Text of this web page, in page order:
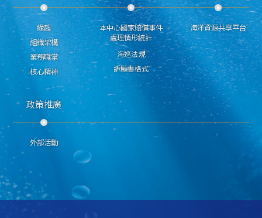
緣起
組織架構
業務職掌
核心精神
本中心國家賠償事件
處理情形統計
海巡法規
訴願書格式
海洋資源共享平台
政策推廣
外部活動